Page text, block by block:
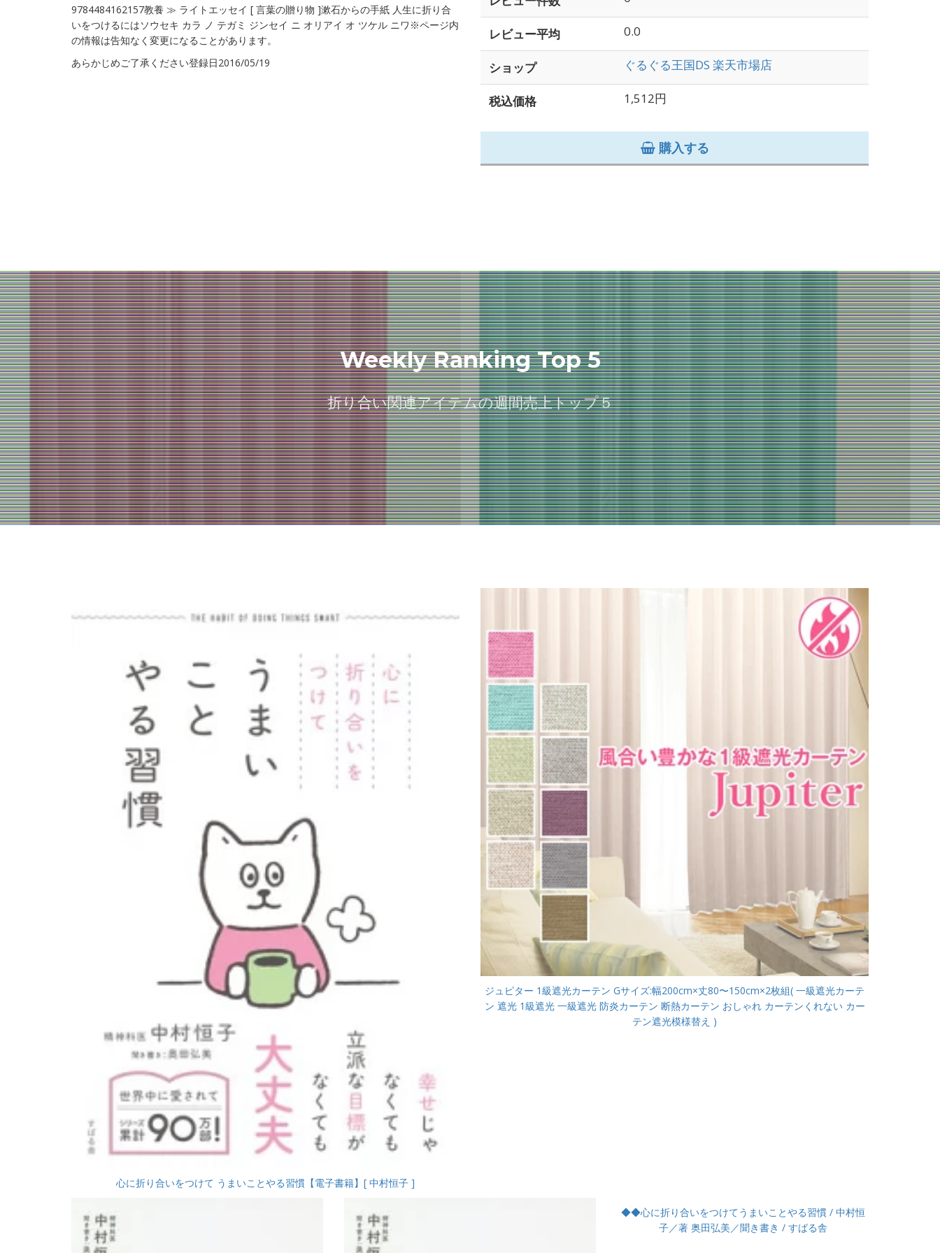
9784484162157教養 ≫ ライトエッセイ [ 言葉の贈り物 ]漱石からの手紙 人生に折り合
いをつけるにはソウセキ カラ ノ テガミ ジンセイ ニ オリアイ オ ツケル ニワ※ページ内
の情報は告知なく変更になることがあります。
あらかじめご了承ください登録日2016/05/19
レビュー平均 0.0
ショップ ぐるぐる王国DS 楽天市場店
税込価格 1,512円
購入する
Weekly Ranking Top 5
折り合い関連アイテムの週間売上トップ５
心に折り合いをつけて うまいことやる習慣【電子書籍】[ 中村恒子 ]
ジュピター 1級遮光カーテン Gサイズ:幅200cm×丈80〜150cm×2枚組( 一級遮光カーテ
ン 遮光 1級遮光 一級遮光 防炎カーテン 断熱カーテン おしゃれ カーテンくれない カー
テン遮光模様替え )
◆◆心に折り合いをつけてうまいことやる習慣 / 中村恒
子／著 奥田弘美／聞き書き / すばる舎